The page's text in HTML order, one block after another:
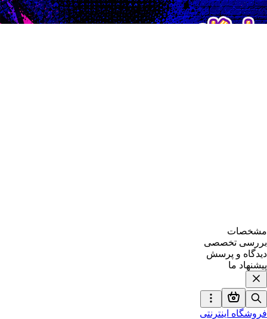
مشخصات
بررسی تخصصی
دیدگاه و پرسش
پیشنهاد ما
فروشگاه اینترنتی